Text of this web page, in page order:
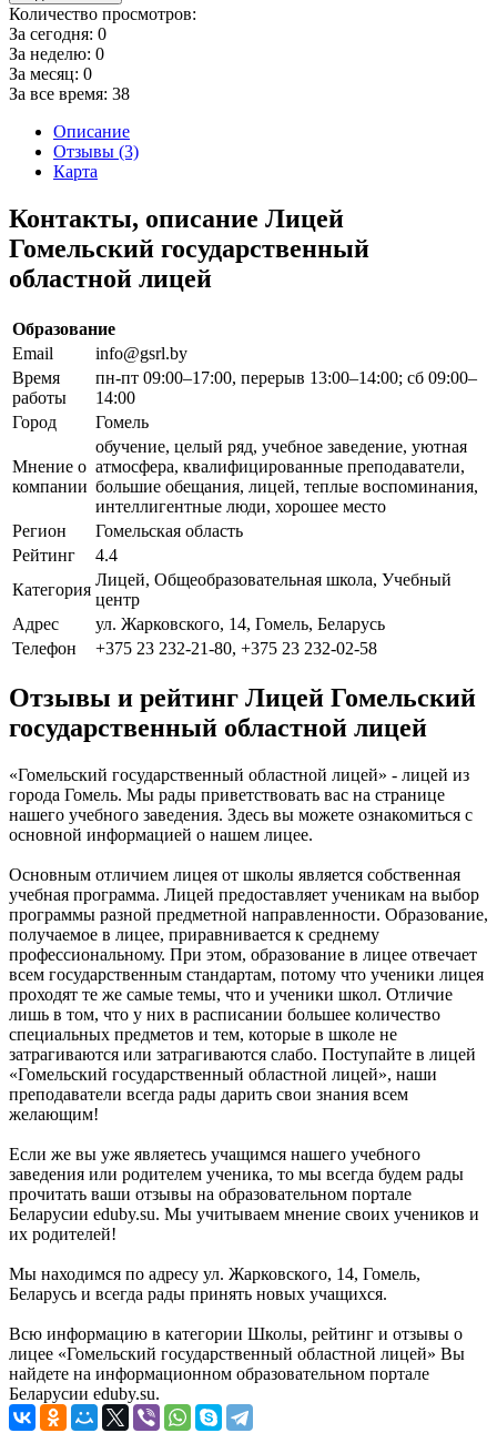
Количество просмотров:
За сегодня: 0
За неделю: 0
За месяц: 0
За все время: 38
Описание
Отзывы (3)
Карта
Контакты, описание Лицей
Гомельский государственный
областной лицей
Образование
Email
info@gsrl.by
Время
работы
пн-пт 09:00–17:00, перерыв 13:00–14:00; сб 09:00–
14:00
Город
Гомель
Мнение о
компании
обучение, целый ряд, учебное заведение, уютная
атмосфера, квалифицированные преподаватели,
большие обещания, лицей, теплые воспоминания,
интеллигентные люди, хорошее место
Регион
Гомельская область
Рейтинг
4.4
Категория
Лицей, Общеобразовательная школа, Учебный
центр
Адрес
ул. Жарковского, 14, Гомель, Беларусь
Телефон
+375 23 232-21-80, +375 23 232-02-58
Отзывы и рейтинг Лицей Гомельский
государственный областной лицей
«Гомельский государственный областной лицей» - лицей из
города Гомель. Мы рады приветствовать вас на странице
нашего учебного заведения. Здесь вы можете ознакомиться с
основной информацией о нашем лицее.
Основным отличием лицея от школы является собственная
учебная программа. Лицей предоставляет ученикам на выбор
программы разной предметной направленности. Образование,
получаемое в лицее, приравнивается к среднему
профессиональному. При этом, образование в лицее отвечает
всем государственным стандартам, потому что ученики лицея
проходят те же самые темы, что и ученики школ. Отличие
лишь в том, что у них в расписании большее количество
специальных предметов и тем, которые в школе не
затрагиваются или затрагиваются слабо. Поступайте в лицей
«Гомельский государственный областной лицей», наши
преподаватели всегда рады дарить свои знания всем
желающим!
Если же вы уже являетесь учащимся нашего учебного
заведения или родителем ученика, то мы всегда будем рады
прочитать ваши отзывы на образовательном портале
Беларусии eduby.su. Мы учитываем мнение своих учеников и
их родителей!
Мы находимся по адресу ул. Жарковского, 14, Гомель,
Беларусь и всегда рады принять новых учащихся.
Всю информацию в категории Школы, рейтинг и отзывы о
лицее «Гомельский государственный областной лицей» Вы
найдете на информационном образовательном портале
Беларусии eduby.su.